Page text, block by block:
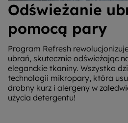
Odświeżanie
pomocą pary
Program Refresh
ubrań, skutecznie odświeżając
eleganckie tkaniny. Wszystko
technologii mikropary, która
drobny kurz i alergeny w
użycia detergentu!